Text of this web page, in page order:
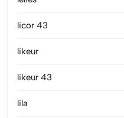
licor 43
likeur
likeur 43
lila